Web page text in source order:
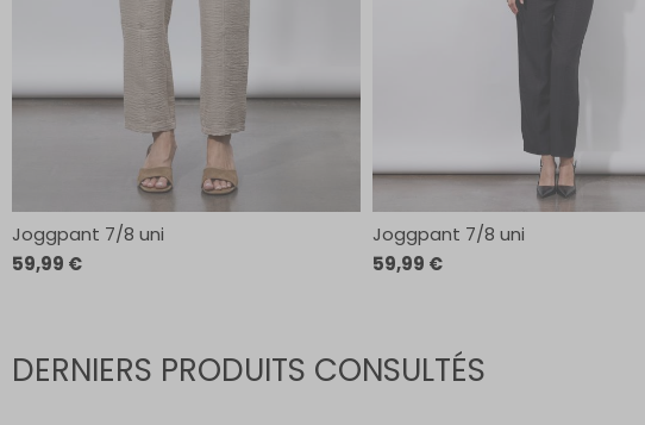
Joggpant 7/8 uni
59,99 €
Joggpant 7/8 uni
59,99 €
DERNIERS PRODUITS CONSULTÉS